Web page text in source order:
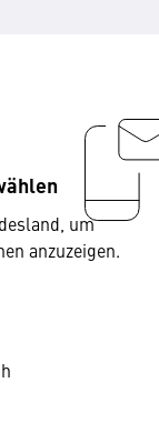
um
anzuzeigen.